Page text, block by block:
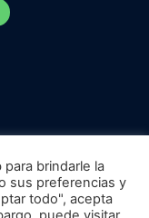
brindarle la
sus preferencias y
todo", acepta